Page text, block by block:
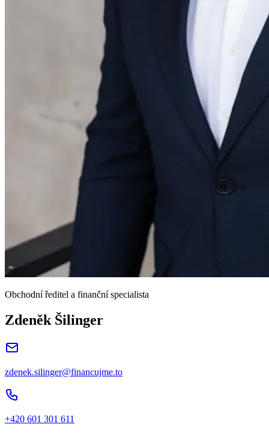
Obchodní ředitel a finanční specialista
Zdeněk Šilinger
zdenek.silinger@financujme.to
+420 601 301 611